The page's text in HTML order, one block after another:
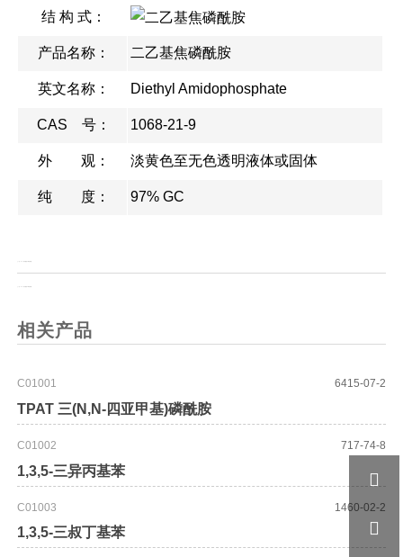
结 构 式：
产品名称： 二乙基焦磷酰胺
英文名称： Diethyl Amidophosphate
CAS 号： 1068-21-9
外 观： 淡黄色至无色透明液体或固体
纯 度： 97% GC
相关产品
C01001
TPAT 三(N,N-四亚甲基)磷酰胺
6415-07-2
C01002
1,3,5-三异丙基苯
717-74-8
C01003
1,3,5-三叔丁基苯
1460-02-2

